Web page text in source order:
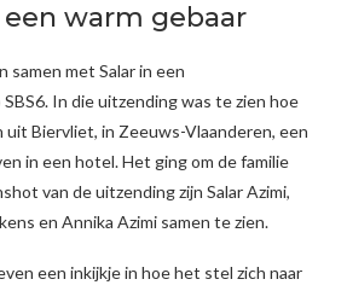
warm gebaar
samen met Salar in een
In die uitzending was te zien hoe
Biervliet, in Zeeuws-Vlaanderen, een
in een hotel. Het ging om de familie
van de uitzending zijn Salar Azimi,
en Annika Azimi samen te zien.
een inkijkje in hoe het stel zich naar